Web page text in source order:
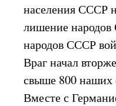
населения СССР
лишение народов
народов СССР
Враг начал
свыше 800 наших
Вместе с